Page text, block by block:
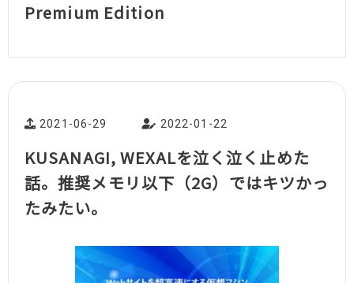
Premium Edition
2021-06-29 2022-01-22
KUSANAGI, WEXALを泣く泣く止めた
話。推奨メモリ以下（2G）ではキツかっ
たみたい。